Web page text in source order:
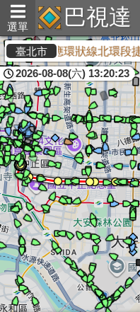
選單 巴視達
臺北市因應環狀線北環段
2026-08-08(六) 13:20:23